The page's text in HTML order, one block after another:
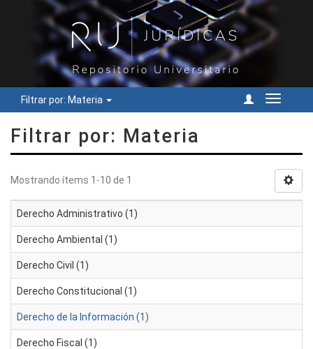
Filtrar por: Materia
Cambiar
Filtrar por: Materia
Mostrando ítems 1-10 de 1
Derecho Administrativo (1)
Derecho Ambiental (1)
Derecho Civil (1)
Derecho Constitucional (1)
Derecho de la Información (1)
Derecho Fiscal (1)